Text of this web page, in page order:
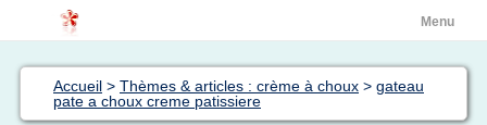
Menu
Accueil > Thèmes & articles : crème à choux > gateau
pate a choux creme patissiere